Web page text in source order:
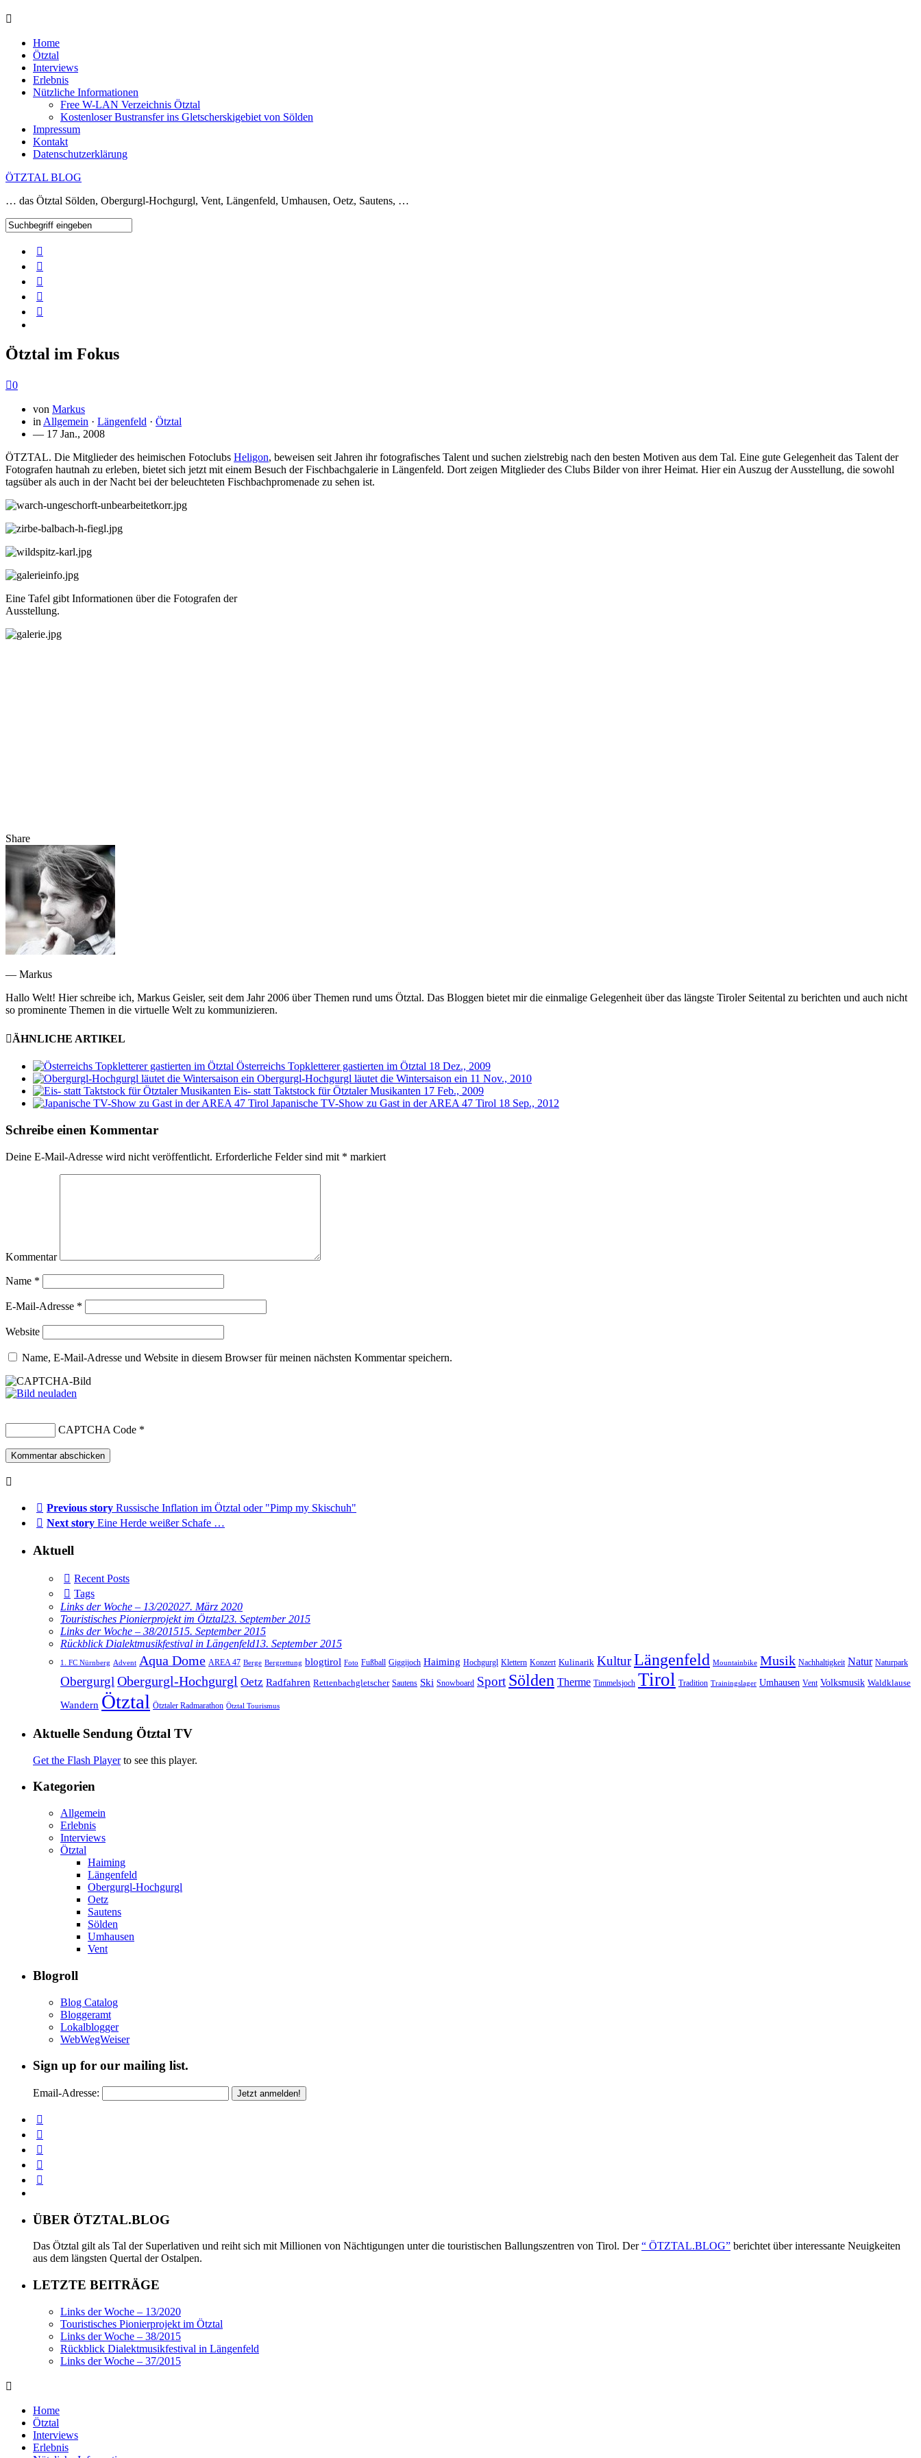
Home
Ötztal
Interviews
Erlebnis
Nützliche Informationen
Free W-LAN Verzeichnis Ötztal
Kostenloser Bustransfer ins Gletscherskigebiet von Sölden
Impressum
Kontakt
Datenschutzerklärung
ÖTZTAL BLOG
… das Ötztal Sölden, Obergurgl-Hochgurgl, Vent, Längenfeld, Umhausen, Oetz, Sautens, …
Ötztal im Fokus
0
von Markus
in Allgemein · Längenfeld · Ötztal
— 17 Jan., 2008
ÖTZTAL. Die Mitglieder des heimischen Fotoclubs Heligon, beweisen seit Jahren ihr fotografisches Talent und suchen zielstrebig nach den besten Motiven aus dem Tal. Eine gute Gelegenheit das Talent der
Fotografen hautnah zu erleben, bietet sich jetzt mit einem Besuch der Fischbachgalerie in Längenfeld. Dort zeigen Mitglieder des Clubs Bilder von ihrer Heimat. Hier ein Auszug der Ausstellung, die sowohl
tagsüber als auch in der Nacht bei der beleuchteten Fischbachpromenade zu sehen ist.
Eine Tafel gibt Informationen über die Fotografen der
Ausstellung.
Share
— Markus
Hallo Welt! Hier schreibe ich, Markus Geisler, seit dem Jahr 2006 über Themen rund ums Ötztal. Das Bloggen bietet mir die einmalige Gelegenheit über das längste Tiroler Seitental zu berichten und auch nicht
so prominente Themen in die virtuelle Welt zu kommunizieren.
ÄHNLICHE ARTIKEL
Österreichs Topkletterer gastierten im Ötztal 18 Dez., 2009
Obergurgl-Hochgurgl läutet die Wintersaison ein 11 Nov., 2010
Eis- statt Taktstock für Ötztaler Musikanten 17 Feb., 2009
Japanische TV-Show zu Gast in der AREA 47 Tirol 18 Sep., 2012
Schreibe einen Kommentar
Deine E-Mail-Adresse wird nicht veröffentlicht. Erforderliche Felder sind mit * markiert
Kommentar
Name *
E-Mail-Adresse *
Website
Name, E-Mail-Adresse und Website in diesem Browser für meinen nächsten Kommentar speichern.
CAPTCHA Code *
Previous story Russische Inflation im Ötztal oder "Pimp my Skischuh"
Next story Eine Herde weißer Schafe …
Aktuell
Recent Posts
Tags
Links der Woche – 13/202027. März 2020
Touristisches Pionierprojekt im Ötztal23. September 2015
Links der Woche – 38/201515. September 2015
Rückblick Dialektmusikfestival in Längenfeld13. September 2015
1. FC Nürnberg Advent Aqua Dome AREA 47 Berge Bergrettung blogtirol Foto Fußball Giggijoch Haiming Hochgurgl Klettern Konzert Kulinarik KulturLängenfeld Mountainbike Musik Nachhaltigkeit Natur Naturpark
ObergurglObergurgl-Hochgurgl Oetz Radfahren Rettenbachgletscher Sautens Ski Snowboard Sport Sölden Therme Timmelsjoch Tirol Tradition Trainingslager Umhausen Vent Volksmusik Waldklause
Wandern Ötztal Ötztaler Radmarathon Ötztal Tourismus
Aktuelle Sendung Ötztal TV
Get the Flash Playerto see this player.
Kategorien
Allgemein
Erlebnis
Interviews
Ötztal
Haiming
Längenfeld
Obergurgl-Hochgurgl
Oetz
Sautens
Sölden
Umhausen
Vent
Blogroll
Blog Catalog
Bloggeramt
Lokalblogger
WebWegWeiser
Sign up for our mailing list.
Email-Adresse:
ÜBER ÖTZTAL.BLOG
Das Ötztal gilt als Tal der Superlativen und reiht sich mit Millionen von Nächtigungen unter die touristischen Ballungszentren von Tirol. Der“ ÖTZTAL.BLOG” berichtet über interessante Neuigkeiten
aus dem längsten Quertal der Ostalpen.
LETZTE BEITRÄGE
Links der Woche – 13/2020
Touristisches Pionierprojekt im Ötztal
Links der Woche – 38/2015
Rückblick Dialektmusikfestival in Längenfeld
Links der Woche – 37/2015
Home
Ötztal
Interviews
Erlebnis